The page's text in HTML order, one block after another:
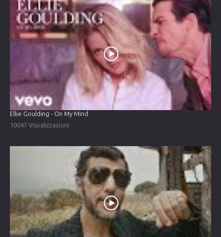
Ellie Goulding - On My Mind
10047 Visualizzazioni